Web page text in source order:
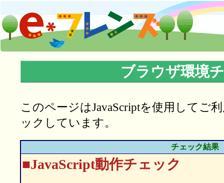
ブラウザ環境
このページはJavaScriptを使用してご
ックしています。
チェック結果
■JavaScript動作チェック